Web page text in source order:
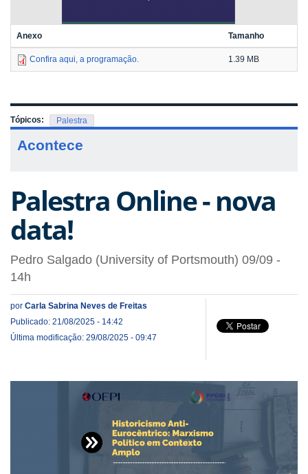
Anexo Tamanho
Confira aqui, a programação. 1.39 MB
Tópicos: Palestra
Acontece
Palestra Online - nova
data!
Pedro Salgado (University of Portsmouth) 09/09 -
14h
por Carla Sabrina Neves de Freitas
Publicado: 21/08/2025 - 14:42
Última modificação: 29/08/2025 - 09:47